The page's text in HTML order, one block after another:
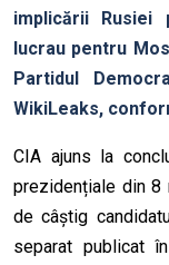
implicării Rusiei
lucrau pentru
Partidul
WikiLeaks,
CIA ajuns la
prezidențiale din 8
de câștig
separat publicat